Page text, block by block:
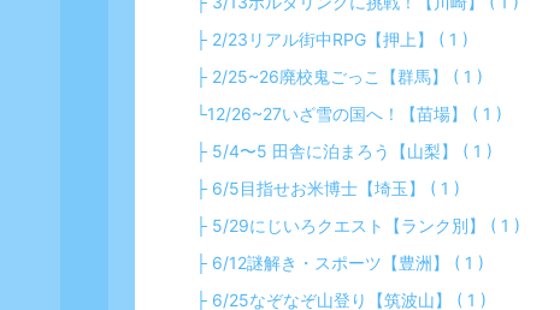
├ 2/23リアル街中RPG【押上】 ( 1 )
├ 2/25~26廃校鬼ごっこ【群馬】 ( 1 )
└12/26~27いざ雪の国へ！【苗場】 ( 1 )
├ 5/4〜5 田舎に泊まろう【山梨】 ( 1 )
├ 6/5目指せお米博士【埼玉】 ( 1 )
├ 5/29にじいろクエスト【ランク別】 ( 1 )
├ 6/12謎解き・スポーツ【豊洲】 ( 1 )
├ 6/25なぞなぞ山登り【筑波山】 ( 1 )